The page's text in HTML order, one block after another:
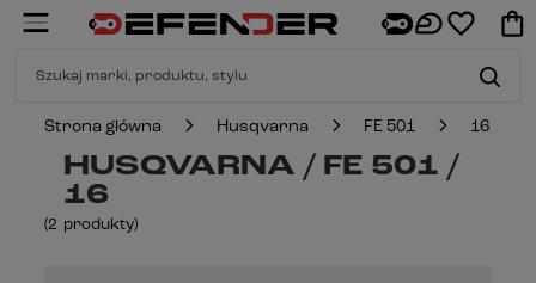
Strona główna Husqvarna FE 501 16
HUSQVARNA / FE 501 /
16
(2 produkty)